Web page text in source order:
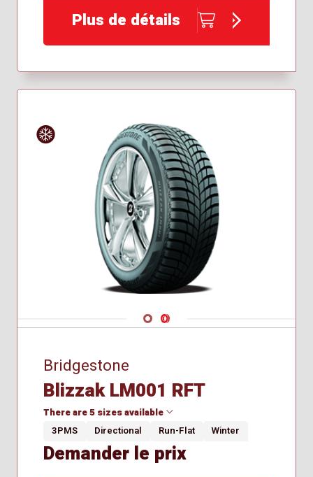
Plus de détails
Navigate 1
Navigate 2
Bridgestone
Blizzak LM001 RFT
There are 5 sizes available
225/50R18
3PMS Directional Run-Flat Winter
Demander le prix